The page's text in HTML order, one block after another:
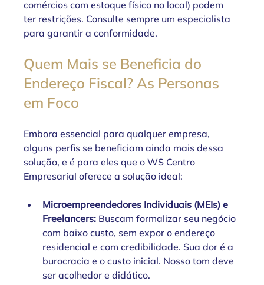
comércios com estoque físico no local) podem
ter restrições. Consulte sempre um especialista
para garantir a conformidade.
Quem Mais se Beneficia do
Endereço Fiscal? As Personas
em Foco
Embora essencial para qualquer empresa,
alguns perfis se beneficiam ainda mais dessa
solução, e é para eles que o WS Centro
Empresarial oferece a solução ideal:
Microempreendedores Individuais (MEIs) e
Freelancers: Buscam formalizar seu negócio
com baixo custo, sem expor o endereço
residencial e com credibilidade. Sua dor é a
burocracia e o custo inicial. Nosso tom deve
ser acolhedor e didático.